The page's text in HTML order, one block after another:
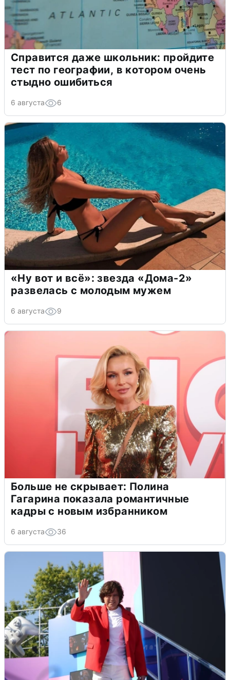
Справится даже школьник: пройдите
тест по географии, в котором очень
стыдно ошибиться
6 августа 6
«Ну вот и всё»: звезда «Дома-2»
развелась с молодым мужем
6 августа 9
Больше не скрывает: Полина
Гагарина показала романтичные
кадры с новым избранником
6 августа 36